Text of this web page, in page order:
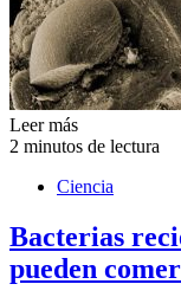
Leer más
2 minutos de lectura
Ciencia
Bacterias
pueden